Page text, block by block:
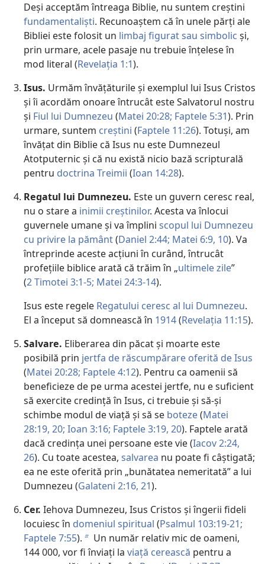
Deși acceptăm întreaga Biblie, nu suntem creștini
fundamentaliști. Recunoaștem că în unele părți ale
Bibliei este folosit un limbaj figurat sau simbolic și,
prin urmare, acele pasaje nu trebuie înțelese în
mod literal (Revelația 1:1).
Isus. Urmăm învățăturile și exemplul lui Isus Cristos
și îi acordăm onoare întrucât este Salvatorul nostru
și Fiul lui Dumnezeu (Matei 20:28; Faptele 5:31). Prin
urmare, suntem creștini (Faptele 11:26). Totuși, am
învățat din Biblie că Isus nu este Dumnezeul
Atotputernic și că nu există nicio bază scripturală
pentru doctrina Treimii (Ioan 14:28).
Regatul lui Dumnezeu. Este un guvern ceresc real,
nu o stare a inimii creștinilor. Acesta va înlocui
guvernele umane și va împlini scopul lui Dumnezeu
cu privire la pământ(Daniel 2:44; Matei 6:9, 10). Va
întreprinde aceste acțiuni în curând, întrucât
profețiile biblice arată că trăim în „ultimele zile”
(2 Timotei 3:1-5; Matei 24:3-14).
Isus este regele Regatului ceresc al lui Dumnezeu.
El a început să domnească în 1914(Revelația 11:15).
Salvare. Eliberarea din păcat și moarte este
posibilă prin jertfa de răscumpărare oferită de Isus
(Matei 20:28; Faptele 4:12). Pentru ca oamenii să
beneficieze de pe urma acestei jertfe, nu e suficient
să exercite credință în Isus, ci trebuie și să-și
schimbe modul de viață și să se boteze(Matei
28:19, 20; Ioan 3:16; Faptele 3:19, 20). Faptele arată
dacă credința unei persoane este vie (Iacov 2:24,
26). Cu toate acestea, salvarea nu poate fi câștigată;
ea ne este oferită prin „bunătatea nemeritată” a lui
Dumnezeu (Galateni 2:16, 21).
Cer. Iehova Dumnezeu, Isus Cristos și îngerii fideli
locuiesc în domeniul spiritual (Psalmul 103:19-21;
Faptele 7:55). b Un număr relativ mic de oameni,
144 000, vor fi înviați la viață cerească pentru a